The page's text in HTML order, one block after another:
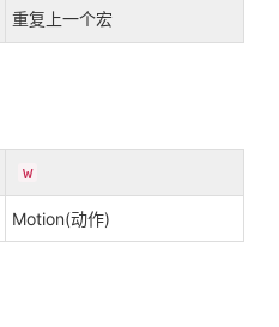
重复上一个宏
w
Motion(动作)